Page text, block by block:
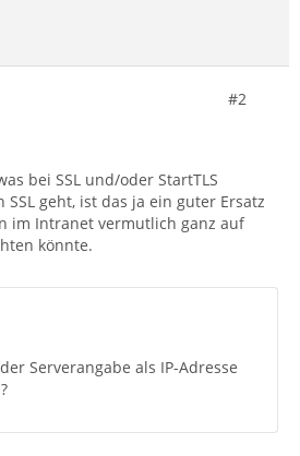
#2
bei SSL und/oder StartTLS
geht, ist das ja ein guter Ersatz
im Intranet vermutlich ganz auf
könnte.
Serverangabe als IP-Adresse